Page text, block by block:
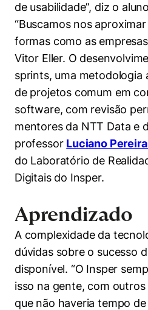
de usabilidade”, diz o
“Buscamos nos
formas como as
Vitor Eller. O
sprints, uma metodologia
de projetos comum em
software, com revisão
mentores da NTT Data e
professor Luciano
do Laboratório de
Digitais do Insper.
Aprendizado
A complexidade da
dúvidas sobre o sucesso
disponível. “O Insper
isso na gente, com
que não haveria tempo